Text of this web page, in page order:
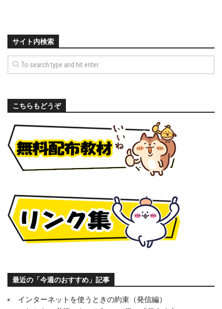
サイト内検索
こちらもどうぞ
最近の「今週のおすすめ」記事
インターネットを使うときの約束（発信編）